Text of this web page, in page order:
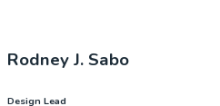
Rodney J. Sabo
Design Lead